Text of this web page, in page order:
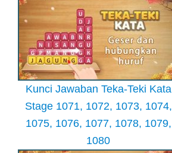
Kunci Jawaban Teka-Teki Kata
Stage 1071, 1072, 1073, 1074,
1075, 1076, 1077, 1078, 1079,
1080